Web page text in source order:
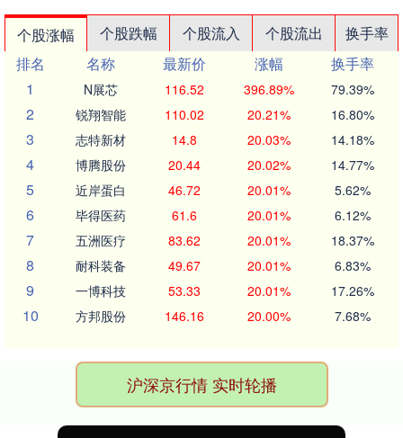
个股涨幅 个股跌幅 个股流入 个股流出
换手率
排名
名称 最新价 涨幅
换手率
1
N展芯 116.52 396.89% 79.39%
2 锐翔智能 110.02 20.21% 16.80%
3 志特新材 14.8 20.03% 14.18%
4 博腾股份 20.44 20.02% 14.77%
5 近岸蛋白 46.72 20.01% 5.62%
6 毕得医药 61.6 20.01% 6.12%
7 五洲医疗 83.62 20.01% 18.37%
8 耐科装备 49.67 20.01% 6.83%
9 一博科技 53.33 20.01% 17.26%
10 方邦股份 146.16 20.00% 7.68%
沪深京行情 实时轮播